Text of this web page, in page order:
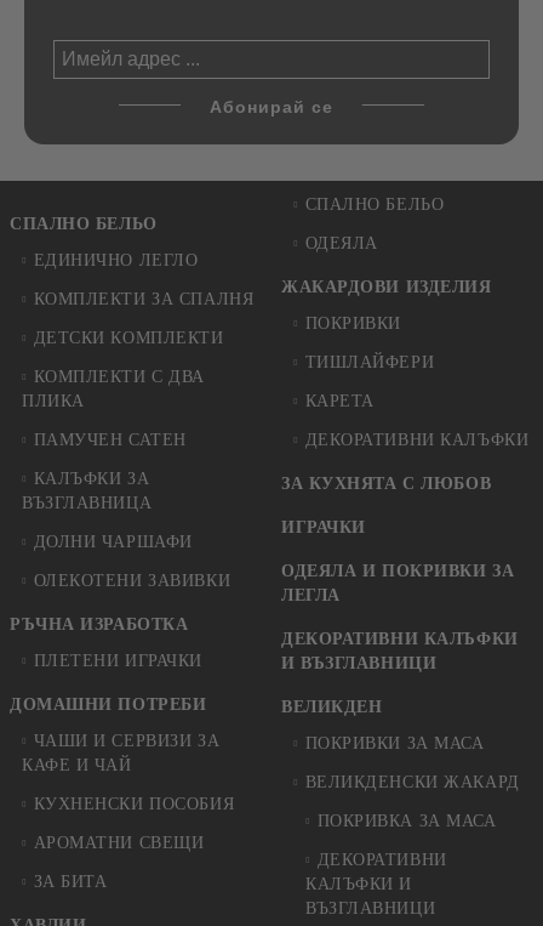
СПАЛНО БЕЛЬО
ЕДИНИЧНО ЛЕГЛО
КОМПЛЕКТИ ЗА СПАЛНЯ
ДЕТСКИ КОМПЛЕКТИ
КОМПЛЕКТИ С ДВА
ПЛИКА
ПАМУЧЕН САТЕН
КАЛЪФКИ ЗА
ВЪЗГЛАВНИЦА
ДОЛНИ ЧАРШАФИ
ОЛЕКОТЕНИ ЗАВИВКИ
РЪЧНА ИЗРАБОТКА
ПЛЕТЕНИ ИГРАЧКИ
ДОМАШНИ ПОТРЕБИ
ЧАШИ И СЕРВИЗИ ЗА
КАФЕ И ЧАЙ
КУХНЕНСКИ ПОСОБИЯ
АРОМАТНИ СВЕЩИ
ЗА БИТА
СПАЛНО БЕЛЬО
ОДЕЯЛА
ЖАКАРДОВИ ИЗДЕЛИЯ
ПОКРИВКИ
ТИШЛАЙФЕРИ
КАРЕТА
ДЕКОРАТИВНИ КАЛЪФКИ
ЗА КУХНЯТА С ЛЮБОВ
ИГРАЧКИ
ОДЕЯЛА И ПОКРИВКИ ЗА
ЛЕГЛА
ДЕКОРАТИВНИ КАЛЪФКИ
И ВЪЗГЛАВНИЦИ
ВЕЛИКДЕН
ПОКРИВКИ ЗА МАСА
ВЕЛИКДЕНСКИ ЖАКАРД
ПОКРИВКА ЗА МАСА
ДЕКОРАТИВНИ
КАЛЪФКИ И
ВЪЗГЛАВНИЦИ